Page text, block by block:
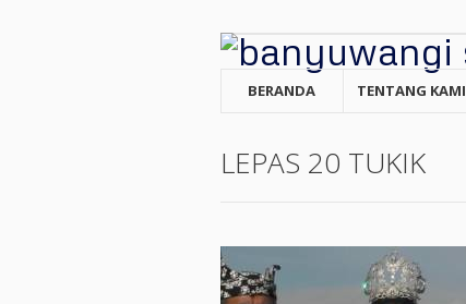
BERANDA TENTANG KAMI
LEPAS 20 TUKIK